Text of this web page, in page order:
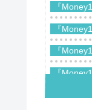
『Money1
『Money1
『Money1
『Money1